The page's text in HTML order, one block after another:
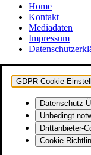
Home
Kontakt
Mediadaten
Impressum
GDPR Cookie-
Datenschutz-
Unbedingt
Drittanbieter-
Cookie-